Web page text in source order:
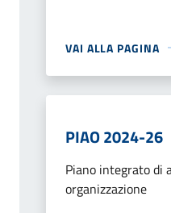
VAI ALLA PAGINA
PIAO 2024-26
Piano integrato di
organizzazione